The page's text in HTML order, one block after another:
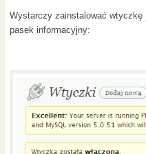
Wystarczy zainstalować wtyczkę
pasek informacyjny: